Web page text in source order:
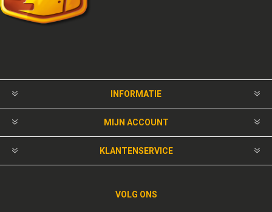
INFORMATIE
MIJN ACCOUNT
KLANTENSERVICE
VOLG ONS